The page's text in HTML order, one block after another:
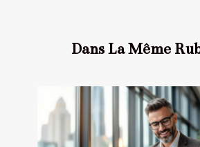
Dans La Même